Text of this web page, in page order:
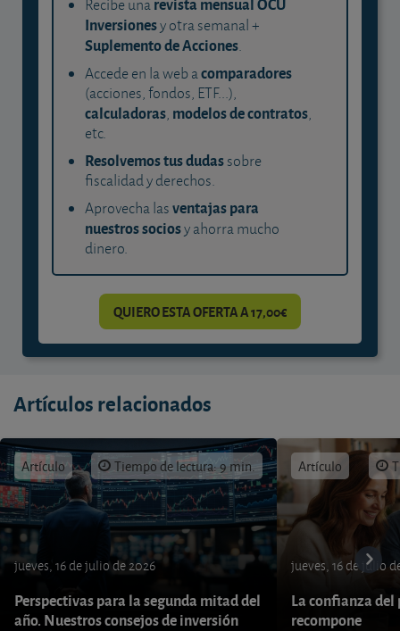
Recibe una
Inversionesy otra semanal +
Suplemento de Acciones.
Accede en la web acomparadores
(acciones, fondos, ETF...),
calculadoras, modelos de contratos,
etc.
Resolvemos tus dudassobre
fiscalidad y derechos.
Aprovecha lasventajas para
nuestros sociosy ahorra mucho
dinero.
QUIERO ESTA OFERTA A 17,00€
Artículos relacionados
Artículo Tiempo de lectura: 9 min.
jueves, 16 de julio de 2026
Perspectivas para la segunda mitad del
año. Nuestros consejos de inversión
Artículo
jueves, 16 de julio
La confianza del
recompone